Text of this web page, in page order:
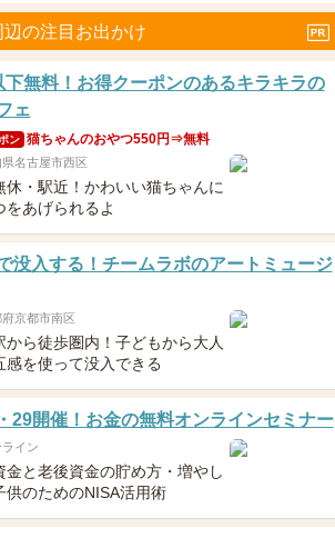
辺の注目お出かけ
下無料！お得クーポンのあるキラキラの
ェ
ン 猫ちゃんのおやつ550円⇒無料
名古屋市西区
休・駅近！かわいい猫ちゃんに
をあげられるよ
没入する！チームラボのアートミュージ
京都市南区
から徒歩圏内！子どもから大人
感を使って没入できる
29開催！お金の無料オンラインセミナー
ライン
金と老後資金の貯め方・増やし
供のためのNISA活用術